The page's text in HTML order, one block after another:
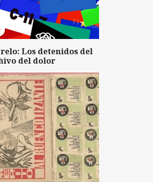
Los detenidos del
del dolor